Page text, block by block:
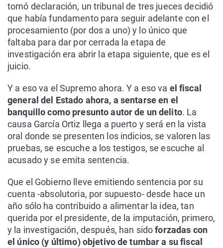
tomó declaración, un tribunal de tres jueces decidió
que había fundamento para seguir adelante con el
procesamiento (por dos a uno) y lo único que
faltaba para dar por cerrada la etapa de
investigación era abrir la etapa siguiente, que es el
juicio.
Y a eso va el Supremo ahora. Y a eso va el fiscal
general del Estado ahora, a sentarse en el
banquillo como presunto autor de un delito. La
causa García Ortiz llega a puerto y será en la vista
oral donde se presenten los indicios, se valoren las
pruebas, se escuche a los testigos, se escuche al
acusado y se emita sentencia.
Que el Gobierno lleve emitiendo sentencia por su
cuenta -absolutoria, por supuesto- desde hace un
año sólo ha contribuido a alimentar la idea, tan
querida por el presidente, de la imputación, primero,
y la investigación, después, han sidoforzadas con
el único (y último) objetivo de tumbar a su fiscal